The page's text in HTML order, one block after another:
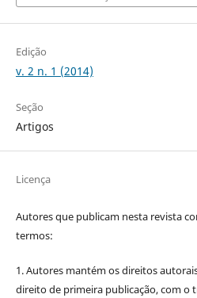
Edição
v. 2 n. 1 (2014)
Seção
Artigos
Licença
Autores que publicam nesta revista
termos:
1. Autores mantém os direitos
direito de primeira publicação, com o